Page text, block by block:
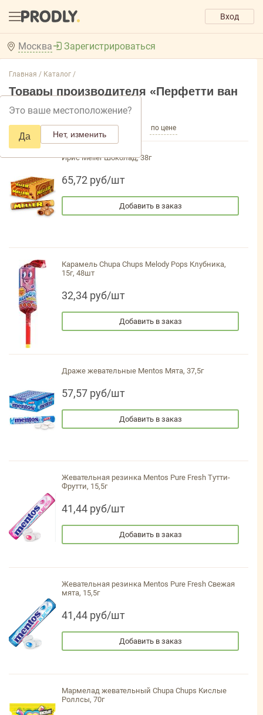
Вход
Москва
Это ваше местоположение?
Да Нет, изменить
Зарегистрироваться
Главная / Каталог /
Товары производителя «Перфетти ван
Мелле»
по популярности по названию по цене
Ирис Meller Шоколад, 38г
65,72 руб/шт
Добавить в заказ
Карамель Chupa Chups Melody Pops Клубника,
15г, 48шт
32,34 руб/шт
Добавить в заказ
Драже жевательные Mentos Мята, 37,5г
57,57 руб/шт
Добавить в заказ
Жевательная резинка Mentos Pure Fresh Тутти-
Фрутти, 15,5г
41,44 руб/шт
Добавить в заказ
Жевательная резинка Mentos Pure Fresh Свежая
мята, 15,5г
41,44 руб/шт
Добавить в заказ
Мармелад жевательный Chupa Chups Кислые
Роллсы, 70г